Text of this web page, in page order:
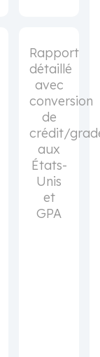
Rapport
détaillé
avec
conversion
de
crédit/
aux
États-
Unis
et
GPA